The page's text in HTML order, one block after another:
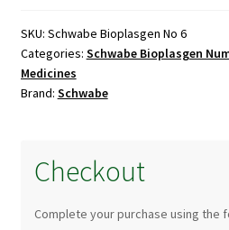
quantity
SKU: Schwabe Bioplasgen No 6
Categories: Schwabe Bioplasgen
Medicines
Brand: Schwabe
Checkout
Complete your purchase using the